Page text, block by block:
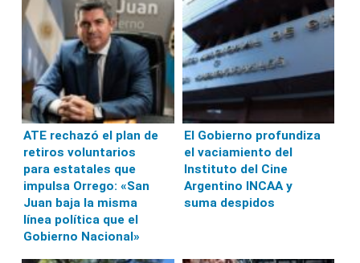
ATE rechazó el plan de
retiros voluntarios
para estatales que
impulsa Orrego: «San
Juan baja la misma
línea política que el
Gobierno Nacional»
El Gobierno profundiza
el vaciamiento del
Instituto del Cine
Argentino INCAA y
suma despidos